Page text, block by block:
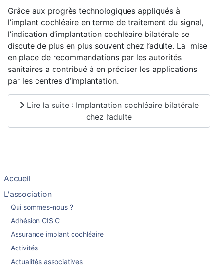
Grâce aux progrès technologiques appliqués à
l’implant cochléaire en terme de traitement du signal,
l’indication d’implantation cochléaire bilatérale se
discute de plus en plus souvent chez l’adulte. La mise
en place de recommandations par les autorités
sanitaires a contribué à en préciser les applications
par les centres d’implantation.
Lire la suite : Implantation cochléaire bilatérale
chez l’adulte
Accueil
L'association
Qui sommes-nous ?
Adhésion CISIC
Assurance implant cochléaire
Activités
Actualités associatives